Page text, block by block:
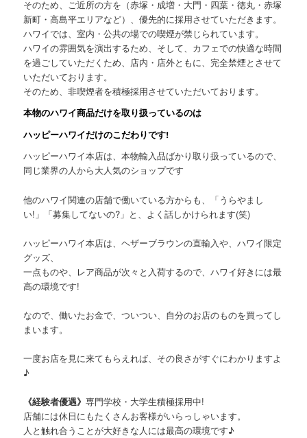
そのため、ご近所の方を（赤塚・成増・大門・四葉・徳丸・赤塚
新町・高島平エリアなど）、優先的に採用させていただきます。
ハワイでは、室内・公共の場での喫煙が禁じられています。
ハワイの雰囲気を演出するため、そして、カフェでの快適な時間
を過ごしていただくため、店内・店外ともに、完全禁煙とさせて
いただいております。
そのため、非喫煙者を積極採用させていただいております。
本物のハワイ商品だけを取り扱っているのは
ハッピーハワイだけのこだわりです!
ハッピーハワイ本店は、本物輸入品ばかり取り扱っているので、
同じ業界の人から大人気のショップです
他のハワイ関連の店舗で働いている方からも、「うらやまし
い!」「募集してないの?」と、よく話しかけられます(笑)
ハッピーハワイ本店は、ヘザーブラウンの直輸入や、ハワイ限定
グッズ、
一点ものや、レア商品が次々と入荷するので、ハワイ好きには最
高の環境です!
なので、働いたお金で、ついつい、自分のお店のものを買ってし
まいます。
一度お店を見に来てもらえれば、その良さがすぐにわかりますよ
♪
《経験者優遇》専門学校・大学生積極採用中!
店舗には休日にもたくさんお客様がいらっしゃいます。
人と触れ合うことが大好きな人には最高の環境です♪